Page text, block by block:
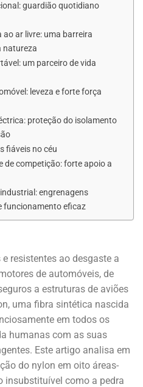
guardião quotidiano
ar livre: uma barreira
natureza
um parceiro de vida
leveza e forte força
proteção do isolamento
fiáveis no céu
de competição: forte apoio a
engrenagens
funcionamento eficaz
resistentes ao desgaste a
de automóveis, de
a estruturas de aviões
uma fibra sintética nascida
em todos os
humanas com as suas
Este artigo analisa em
do nylon em oito áreas-
insubstituível como a pedra